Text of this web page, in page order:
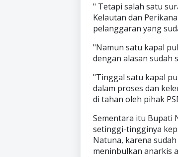
" Tetapi salah satu
Kelautan dan
pelanggaran yang
"Namun satu kapal
dengan alasan sudah
"Tinggal satu kapal
dalam proses dan
di tahan oleh pihak
Sementara itu Bupati
setinggi-tingginya
Natuna, karena
meninbulkan anarkis